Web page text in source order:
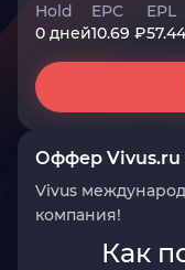
Hold
0 дней
EPC
10.69 ₽
EPL
Оффер Vivus.ru
Vivus
компания!
Как